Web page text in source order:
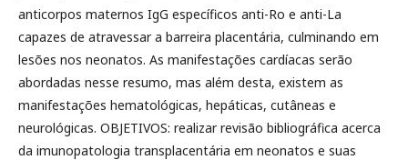
anticorpos maternos IgG específicos anti-Ro e anti-La
capazes de atravessar a barreira placentária, culminando em
lesões nos neonatos. As manifestações cardíacas serão
abordadas nesse resumo, mas além desta, existem as
manifestações hematológicas, hepáticas, cutâneas e
neurológicas. OBJETIVOS: realizar revisão bibliográfica acerca
da imunopatologia transplacentária em neonatos e suas